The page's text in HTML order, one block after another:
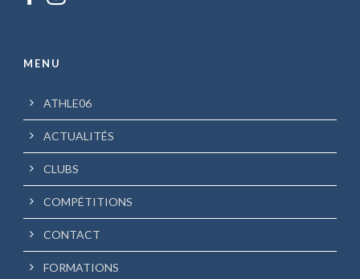
MENU
ATHLE06
ACTUALITÉS
CLUBS
COMPÉTITIONS
CONTACT
FORMATIONS